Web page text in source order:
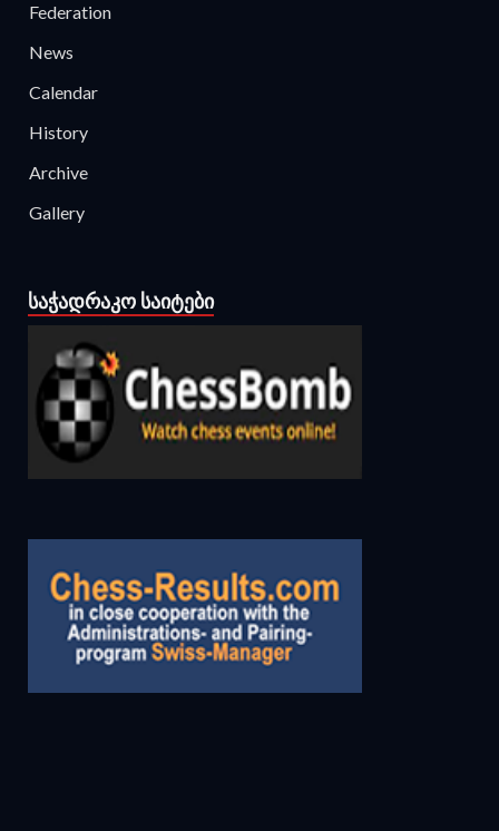
Federation
News
Calendar
History
Archive
Gallery
ᲡᲐᲭᲐᲓᲠᲐᲙᲝ ᲡᲐᲘᲢᲔᲑᲘ